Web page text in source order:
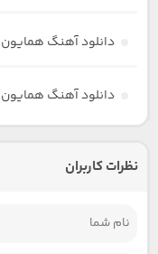
دانلود آهنگ
دانلود آهنگ همایون
نظرات کاربران